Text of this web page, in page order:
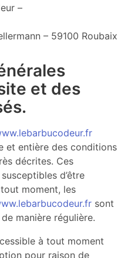
–
– 59100 Roubaix
et des
et entière des conditions
décrites. Ces
d’être
moment, les
sont
manière régulière.
à tout moment
pour raison de